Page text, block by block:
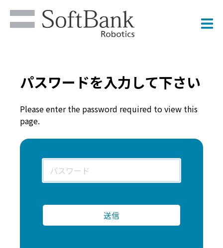
パスワードを入力して下さい
Please enter the password required to view this
page.
ス
ド